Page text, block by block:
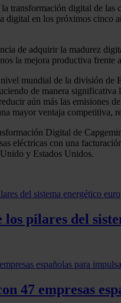
transformación digital de
digital en los próximos cinco
de adquirir la madurez
la mejora productiva frente
mundial de la división
de manera
aún más las emisiones
mayor ventaja competitiva,
Digital de
eléctricas con una
y Estados Unidos.
pilares del
47 empresas